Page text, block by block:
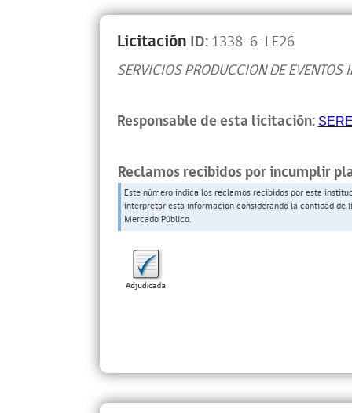
Licitación ID:1338-6-LE26
SERVICIOS PRODUCCION DE EVENTOS
Responsable de esta licitación:
Reclamos recibidos por incumplir
Este número indica los reclamos recibidos por esta
interpretar esta información considerando la cantidad
Mercado Público.